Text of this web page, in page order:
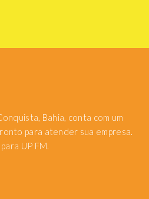
Bahia, conta com um
para atender sua empresa.
UP FM.